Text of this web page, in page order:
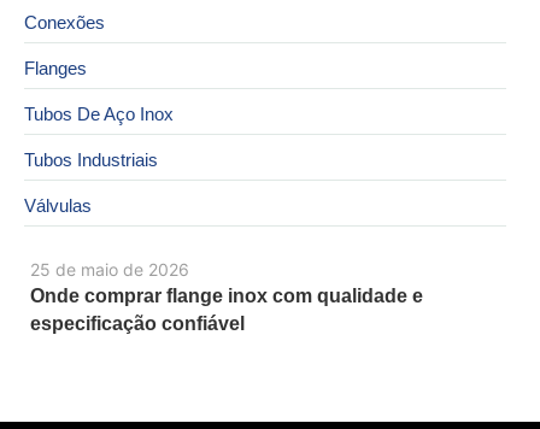
25 de maio de 2026
Onde comprar flange inox com qualidade e
especificação confiável
Conexões
Flanges
Tubos De Aço Inox
Tubos Industriais
Válvulas